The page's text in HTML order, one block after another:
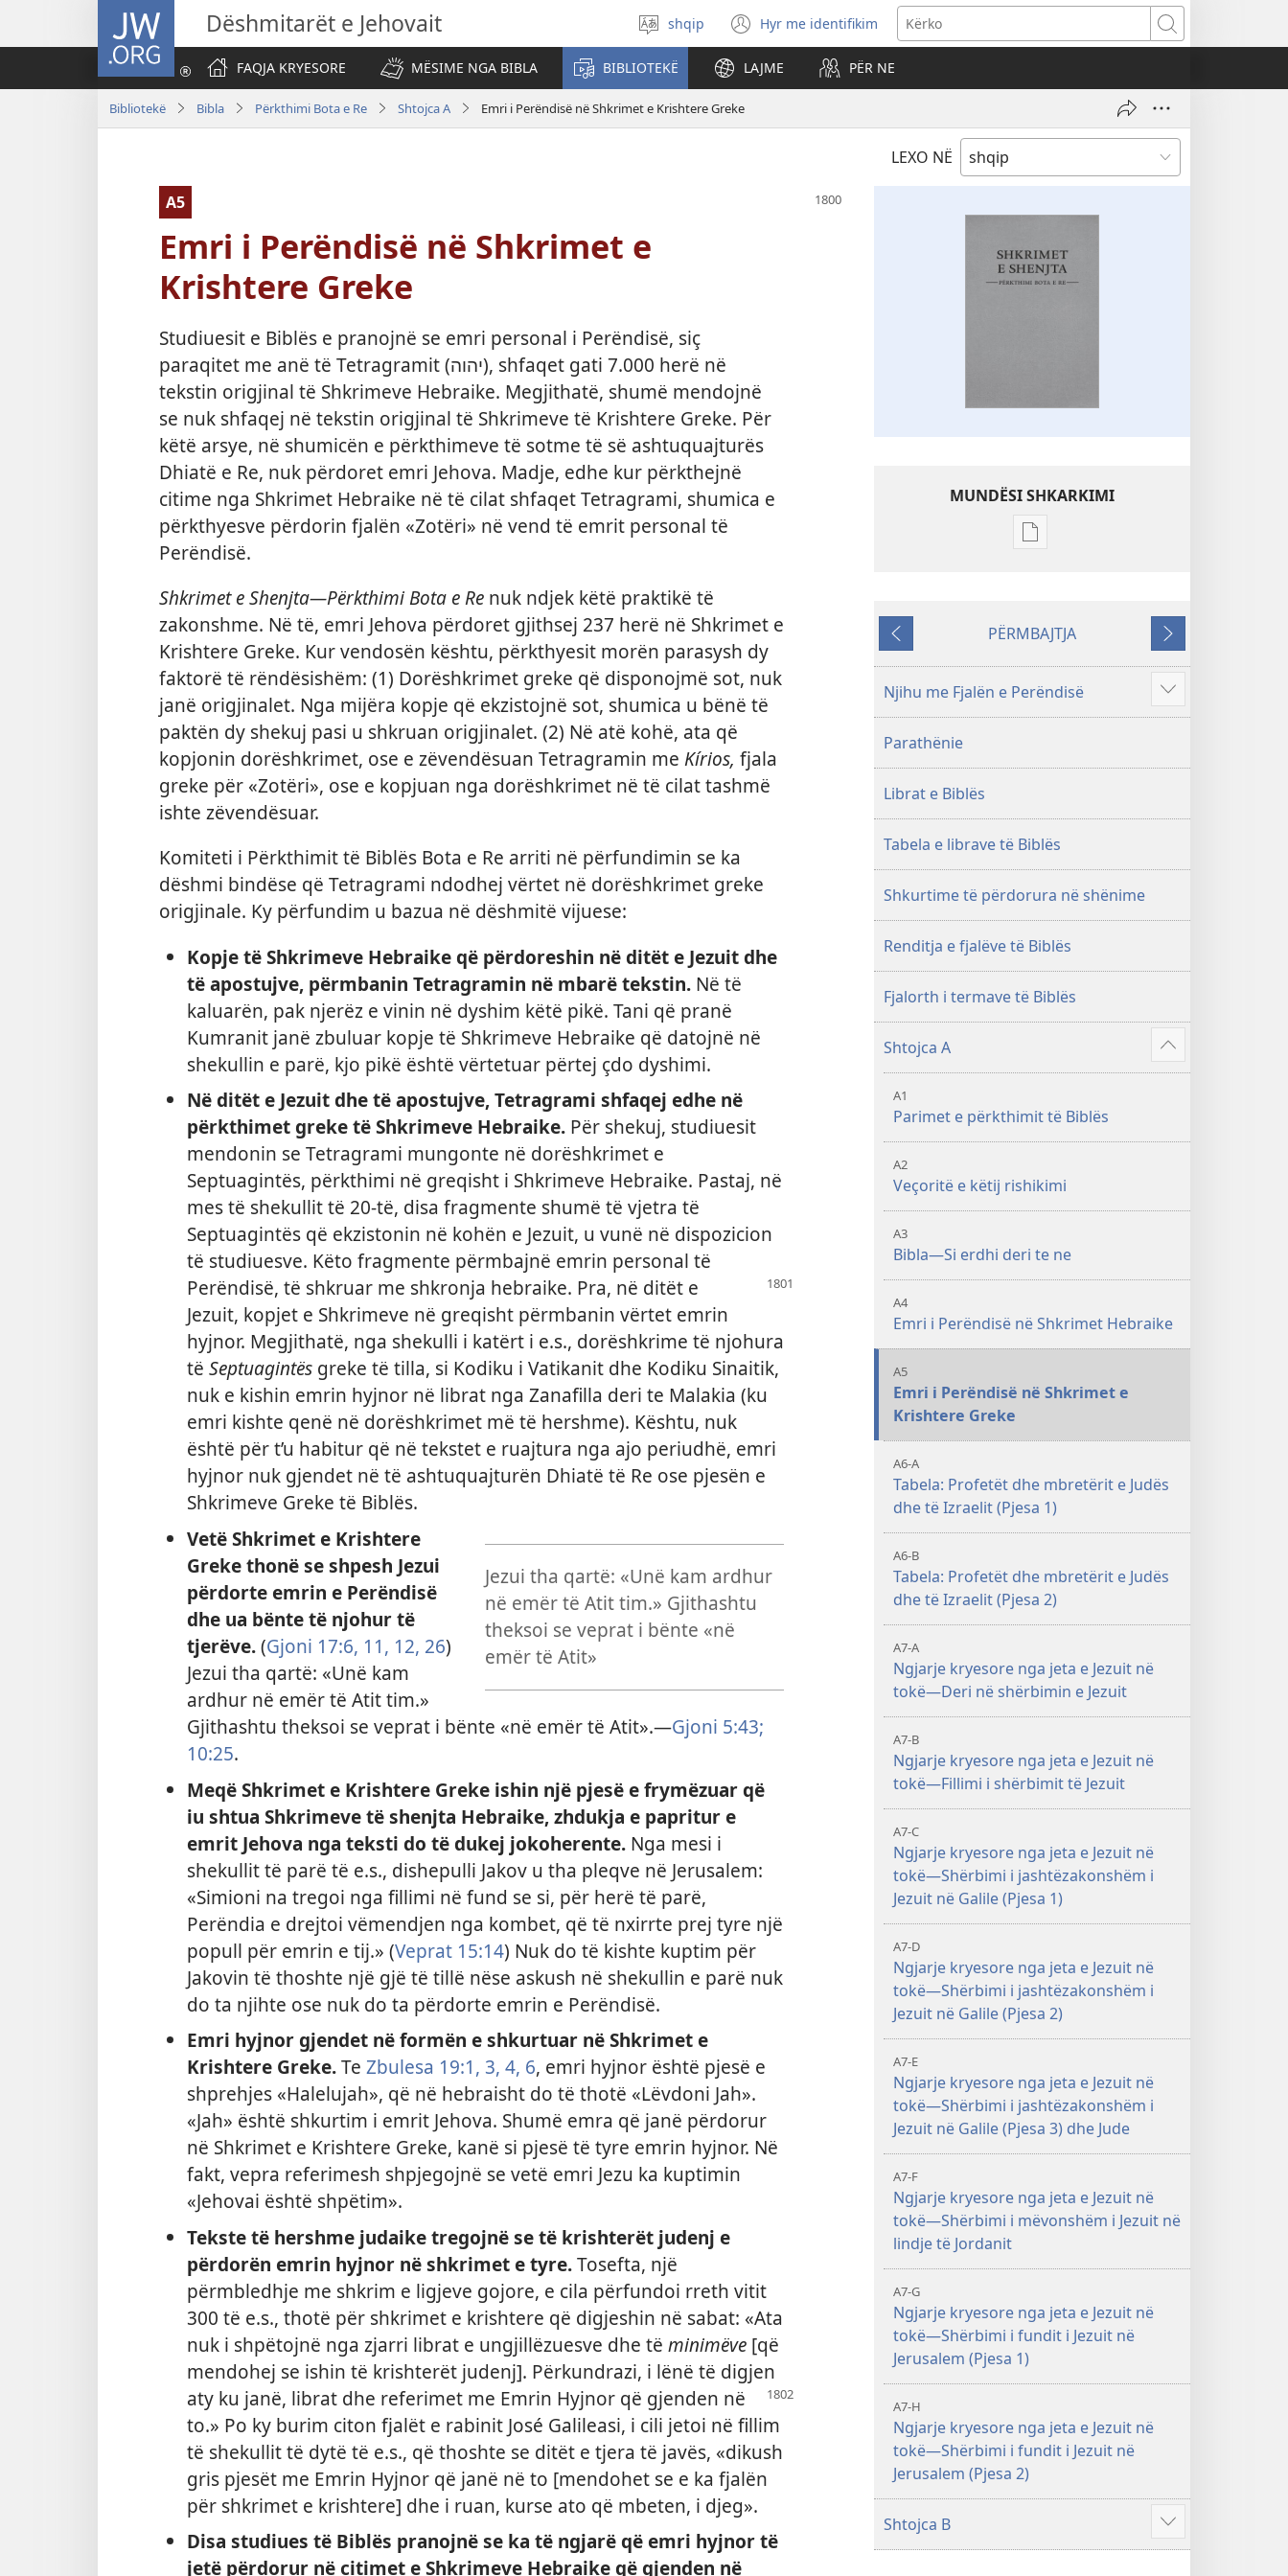
JW.ORG Dëshmitarët e Jehovait
Zgjidh
gjuhën
shqip Hyr me identifikim
(hap
dritare
re)
Kërko
FAQJA KRYESORE
MËSIME NGA BIBLA BIBLIOTEKË LAJME PËR NE
Bibliotekë Bibla Përkthimi Bota e Re Shtojca A Emri i Perëndisë në Shkrimet e Krishtere Greke
LEXO NË
A5
Emri i Perëndisë në Shkrimet e
Krishtere Greke
Studiuesit e Biblës e pranojnë se emri personal i Perëndisë, siç
paraqitet me anë të Tetragramit (יהוה), shfaqet gati 7.000 herë në
tekstin origjinal të Shkrimeve Hebraike. Megjithatë, shumë mendojnë
se nuk shfaqej në tekstin origjinal të Shkrimeve të Krishtere Greke. Për
këtë arsye, në shumicën e përkthimeve të sotme të së ashtuquajturës
Dhiatë e Re, nuk përdoret emri Jehova. Madje, edhe kur përkthejnë
citime nga Shkrimet Hebraike në të cilat shfaqet Tetragrami, shumica e
përkthyesve përdorin fjalën «Zotëri» në vend të emrit personal të
Perëndisë.
Shkrimet e Shenjta​—Përkthimi Bota e Re nuk ndjek këtë praktikë të
zakonshme. Në të, emri Jehova përdoret gjithsej 237 herë në Shkrimet e
Krishtere Greke. Kur vendosën kështu, përkthyesit morën parasysh dy
faktorë të rëndësishëm: (1) Dorëshkrimet greke që disponojmë sot, nuk
janë origjinalet. Nga mijëra kopje që ekzistojnë sot, shumica u bënë të
paktën dy shekuj pasi u shkruan origjinalet. (2) Në atë kohë, ata që
kopjonin dorëshkrimet, ose e zëvendësuan Tetragramin me Kírios, fjala
greke për «Zotëri», ose e kopjuan nga dorëshkrimet në të cilat tashmë
ishte zëvendësuar.
Komiteti i Përkthimit të Biblës Bota e Re arriti në përfundimin se ka
dëshmi bindëse që Tetragrami ndodhej vërtet në dorëshkrimet greke
origjinale. Ky përfundim u bazua në dëshmitë vijuese:
Kopje të Shkrimeve Hebraike që përdoreshin në ditët e Jezuit dhe
të apostujve, përmbanin Tetragramin në mbarë tekstin.Në të
kaluarën, pak njerëz e vinin në dyshim këtë pikë. Tani që pranë
Kumranit janë zbuluar kopje të Shkrimeve Hebraike që datojnë në
shekullin e parë, kjo pikë është vërtetuar përtej çdo dyshimi.
Në ditët e Jezuit dhe të apostujve, Tetragrami shfaqej edhe në
përkthimet greke të Shkrimeve Hebraike.Për shekuj, studiuesit
mendonin se Tetragrami mungonte në dorëshkrimet e
Septuagintës, përkthimi në greqisht i Shkrimeve Hebraike. Pastaj, në
mes të shekullit të 20-të, disa fragmente shumë të vjetra të
Septuagintës që ekzistonin në kohën e Jezuit, u vunë në dispozicion
të studiuesve. Këto fragmente përmbajnë emrin personal të
Perëndisë, të shkruar me shkronja hebraike. Pra, në ditët e
Jezuit, kopjet e Shkrimeve në greqisht përmbanin vërtet emrin
hyjnor. Megjithatë, nga shekulli i katërt i e.s., dorëshkrime të njohura
të Septuagintësgreke të tilla, si Kodiku i Vatikanit dhe Kodiku Sinaitik,
nuk e kishin emrin hyjnor në librat nga Zanafilla deri te Malakia (ku
emri kishte qenë në dorëshkrimet më të hershme). Kështu, nuk
është për t’u habitur që në tekstet e ruajtura nga ajo periudhë, emri
hyjnor nuk gjendet në të ashtuquajturën Dhiatë të Re ose pjesën e
Shkrimeve Greke të Biblës.
Jezui tha qartë: «Unë kam ardhur
në emër të Atit tim.» Gjithashtu
theksoi se veprat i bënte «në
emër të Atit»
Vetë Shkrimet e Krishtere
Greke thonë se shpesh Jezui
përdorte emrin e Perëndisë
dhe ua bënte të njohur të
tjerëve.(Gjoni 17:​6, 11, 12, 26)
Jezui tha qartë: «Unë kam
ardhur në emër të Atit tim.»
Gjithashtu theksoi se veprat i bënte «në emër të Atit».​—Gjoni 5:43;
10:25.
Meqë Shkrimet e Krishtere Greke ishin një pjesë e frymëzuar që
iu shtua Shkrimeve të shenjta Hebraike, zhdukja e papritur e
emrit Jehova nga teksti do të dukej jokoherente.Nga mesi i
shekullit të parë të e.s., dishepulli Jakov u tha pleqve në Jerusalem:
«Simioni na tregoi nga fillimi në fund se si, për herë të parë,
Perëndia e drejtoi vëmendjen nga kombet, që të nxirrte prej tyre një
popull për emrin e tij.» (Veprat 15:14) Nuk do të kishte kuptim për
Jakovin të thoshte një gjë të tillë nëse askush në shekullin e parë nuk
do ta njihte ose nuk do ta përdorte emrin e Perëndisë.
Emri hyjnor gjendet në formën e shkurtuar në Shkrimet e
Krishtere Greke.Te Zbulesa 19:​1, 3, 4, 6, emri hyjnor është pjesë e
shprehjes «Halelujah», që në hebraisht do të thotë «Lëvdoni Jah».
«Jah» është shkurtim i emrit Jehova. Shumë emra që janë përdorur
në Shkrimet e Krishtere Greke, kanë si pjesë të tyre emrin hyjnor. Në
fakt, vepra referimesh shpjegojnë se vetë emri Jezu ka kuptimin
«Jehovai është shpëtim».
Tekste të hershme judaike tregojnë se të krishterët judenj e
përdorën emrin hyjnor në shkrimet e tyre.Tosefta, një
përmbledhje me shkrim e ligjeve gojore, e cila përfundoi rreth vitit
300 të e.s., thotë për shkrimet e krishtere që digjeshin në sabat: «Ata
nuk i shpëtojnë nga zjarri librat e ungjillëzuesve dhe të minimëve[që
mendohej se ishin të krishterët judenj]. Përkundrazi, i lënë të digjen
aty ku janë, librat dhe referimet me Emrin Hyjnor që gjenden në
to.» Po ky burim citon fjalët e rabinit José Galileasi, i cili jetoi në fillim
të shekullit të dytë të e.s., që thoshte se ditët e tjera të javës, «dikush
gris pjesët me Emrin Hyjnor që janë në to [mendohet se e ka fjalën
për shkrimet e krishtere] dhe i ruan, kurse ato që mbeten, i djeg».
Disa studiues të Biblës pranojnë se ka të ngjarë që emri hyjnor të
jetë përdorur në citimet e Shkrimeve Hebraike që gjenden në
MUNDËSI SHKARKIMI
Mundësitë
botimet
Shenjta
Bota
Re
(Botimi
i
rishikuar
Kthehu
PËRMBAJTJA
Tjetri
Njihu me Fjalën e Perëndisë
Shfaq
më
Parathënie
Librat e Biblës
Tabela e librave të Biblës
Shkurtime të përdorura në shënime
Renditja e fjalëve të Biblës
Fjalorth i termave të Biblës
Shtojca A
Shfaq
më
A1
Parimet e përkthimit të Biblës
A2
Veçoritë e këtij rishikimi
A3
Bibla—Si erdhi deri te ne
A4
Emri i Perëndisë në Shkrimet Hebraike
A5
Emri i Perëndisë në Shkrimet e
Krishtere Greke
A6-A
Tabela: Profetët dhe mbretërit e Judës
dhe të Izraelit (Pjesa 1)
A6-B
Tabela: Profetët dhe mbretërit e Judës
dhe të Izraelit (Pjesa 2)
A7-A
Ngjarje kryesore nga jeta e Jezuit në
tokë—Deri në shërbimin e Jezuit
A7-B
Ngjarje kryesore nga jeta e Jezuit në
tokë—Fillimi i shërbimit të Jezuit
A7-C
Ngjarje kryesore nga jeta e Jezuit në
tokë—Shërbimi i jashtëzakonshëm i
Jezuit në Galile (Pjesa 1)
A7-D
Ngjarje kryesore nga jeta e Jezuit në
tokë—Shërbimi i jashtëzakonshëm i
Jezuit në Galile (Pjesa 2)
A7-E
Ngjarje kryesore nga jeta e Jezuit në
tokë—Shërbimi i jashtëzakonshëm i
Jezuit në Galile (Pjesa 3) dhe Jude
A7-F
Ngjarje kryesore nga jeta e Jezuit në
tokë—Shërbimi i mëvonshëm i Jezuit në
lindje të Jordanit
A7-G
Ngjarje kryesore nga jeta e Jezuit në
tokë—Shërbimi i fundit i Jezuit në
Jerusalem (Pjesa 1)
A7-H
Ngjarje kryesore nga jeta e Jezuit në
tokë—Shërbimi i fundit i Jezuit në
Jerusalem (Pjesa 2)
Shtojca B
Shfaq
më